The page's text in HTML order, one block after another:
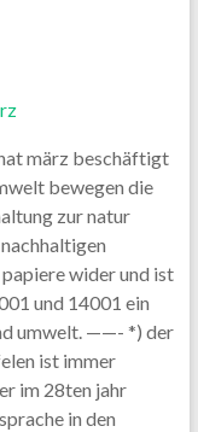
märz beschäftigt
bewegen die
zur natur
wider und ist
und 14001 ein
umwelt. ——- *) der
ist immer
im 28ten jahr
in den